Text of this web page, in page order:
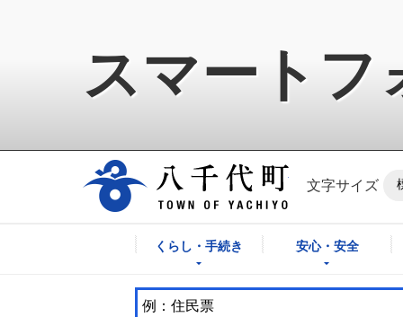
スマートフ
八千代町公式ホ
文字サイズ
くらし・手続き 安心・安全